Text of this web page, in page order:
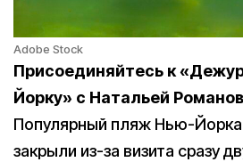
Adobe Stock
Присоединяйтесь к
Йорку» с Натальей
Популярный пляж Нью-
закрыли из-за визита сразу